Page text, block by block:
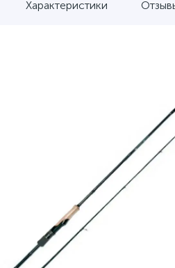
Характеристики